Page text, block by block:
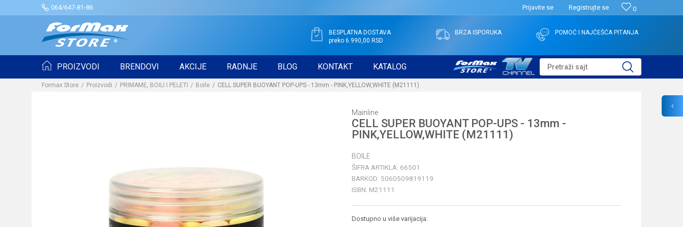
064/647-81-86 0
Prijavite se Registrujte se
BESPLATNA DOSTAVA
preko 6.990,00 RSD
BRZA ISPORUKA POMOĆ I NAJČEŠĆA PITANJA
PROIZVODI BRENDOVI AKCIJE RADNJE BLOG KONTAKT KATALOG Pretraži sajt
Formax Store Proizvodi PRIMAME, BOILI I PELETI Boile CELL SUPER BUOYANT POP-UPS - 13mm - PINK,YELLOW,WHITE (M21111)
Mainline
CELL SUPER BUOYANT POP-UPS - 13mm -
PINK,YELLOW,WHITE (M21111)
BOILE
ŠIFRA ARTIKLA: 66501
BARKOD: 5060509819119
ISBN: M21111
Dostupno u više varijacija: